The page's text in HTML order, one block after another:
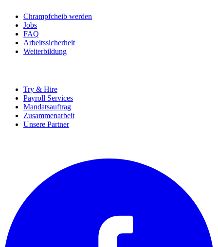
Chrampfcheib werden
Jobs
FAQ
Arbeitssicherheit
Weiterbildung
Try & Hire
Payroll Services
Mandatsauftrag
Zusammenarbeit
Unsere Partner